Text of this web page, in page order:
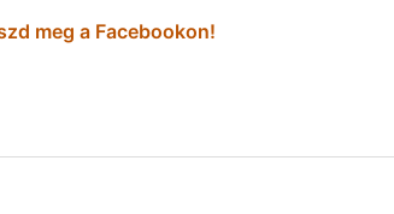
meg a Facebookon!